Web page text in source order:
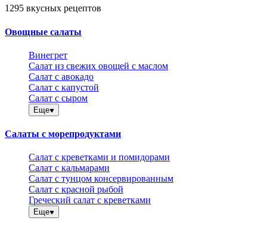
1295 вкусных рецептов
Овощные салаты
Винегрет
Салат из свежих овощей с маслом
Салат с авокадо
Салат с капустой
Салат с сыром
Еще
Салаты с морепродуктами
Салат с креветками и помидорами
Салат с кальмарами
Салат с тунцом консервированным
Салат с красной рыбой
Греческий салат с креветками
Еще